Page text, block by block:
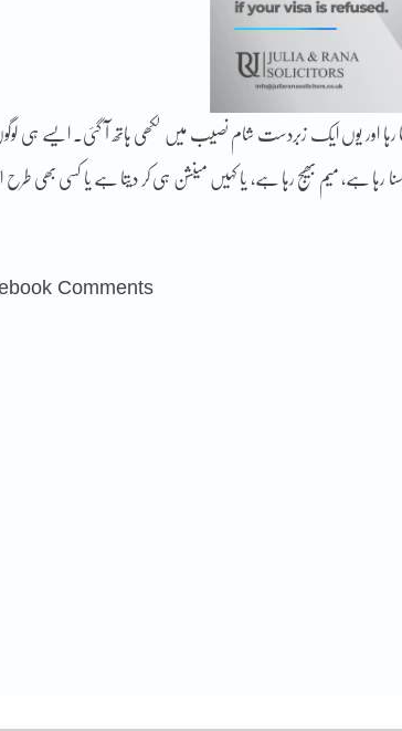
رہا اور یوں ایک زبردست شام نصیب میں لکھی ہاتھ آ گئی۔ ایسے ہی
ہے، میم بھیج رہا ہے، یا کہیں مینشن ہی کر دیتا ہے یا کسی بھی طرح
Comments